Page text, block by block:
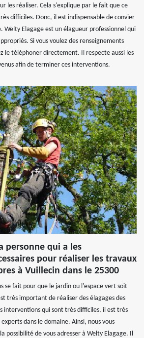
les réaliser. Cela s'explique par le fait que ce
difficiles. Donc, il est indispensable de convier
Welty Elagage est un élagueur professionnel qui
Si vous voulez des renseignements
le téléphoner directement. Il respecte aussi les
afin de terminer ces interventions.
personne qui a les
pour réaliser les travaux
à Vuillecin dans le 25300
se fait pour que le jardin ou l'espace vert soit
très important de réaliser des élagages des
interventions qui sont très difficiles, il est très
dans le domaine. Ainsi, nous vous
possibilité de vous adresser à Welty Elagage. Il